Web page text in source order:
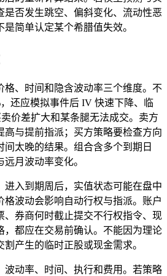
是否发生跳空、偏斜变化、流动性恶
简单认定某个希腊值失效。
格、时间和隐含波动率三个维度。不
还应模拟事件后 IV 快速下降、临
价差扩大和某条腿无法成交。卖方
高与提前指派；买方策略要检查方向
间太晚的结果。组合含多个到期日
月波动率变化。
进入到期周后，实值状态可能在盘中
格波动会影响自动行权与指派。账户
、券商何时截止提交不行权指令、现
，都应在交易前确认。不能因为理论
产生的临时正股或现金需求。
波动率、时间、执行和费用。若策略